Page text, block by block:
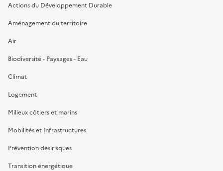
Actions du Développement Durable
Aménagement du territoire
Air
Biodiversité - Paysages - Eau
Climat
Logement
Milieux côtiers et marins
Mobilités et Infrastructures
Prévention des risques
Transition énergétique